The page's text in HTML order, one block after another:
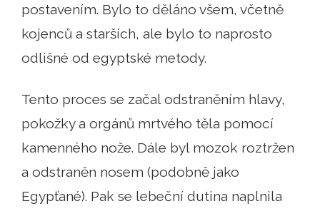
postavením. Bylo to děláno všem, včetně
kojenců a starších, ale bylo to naprosto
odlišné od egyptské metody.
Tento proces se začal odstraněním hlavy,
pokožky a orgánů mrtvého těla pomocí
kamenného nože. Dále byl mozok roztržen
a odstraněn nosem (podobně jako
Egypťané). Pak se lebeční dutina naplnila